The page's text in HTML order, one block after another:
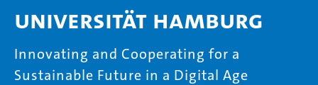
Universität Hamburg
Innovating and Cooperating for a
Sustainable Future in a Digital Age